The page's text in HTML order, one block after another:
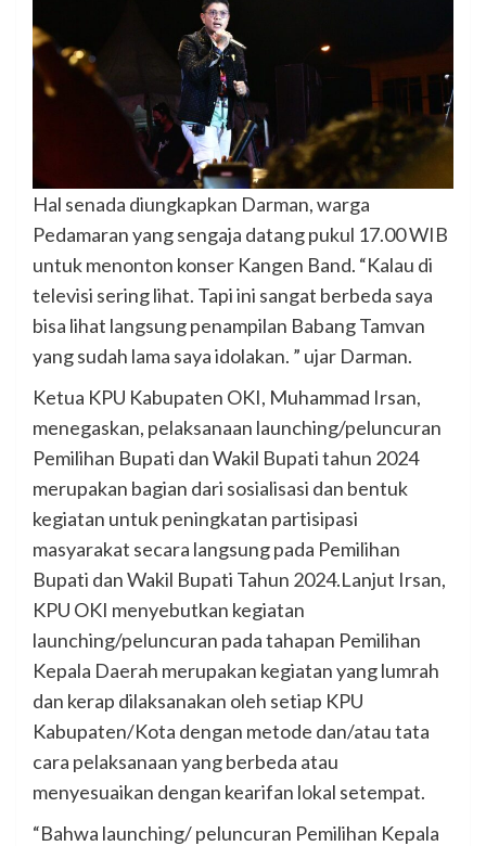
Hal senada diungkapkan Darman, warga
Pedamaran yang sengaja datang pukul 17.00 WIB
untuk menonton konser Kangen Band. “Kalau di
televisi sering lihat. Tapi ini sangat berbeda saya
bisa lihat langsung penampilan Babang Tamvan
yang sudah lama saya idolakan. ” ujar Darman.
Ketua KPU Kabupaten OKI, Muhammad Irsan,
menegaskan, pelaksanaan launching/peluncuran
Pemilihan Bupati dan Wakil Bupati tahun 2024
merupakan bagian dari sosialisasi dan bentuk
kegiatan untuk peningkatan partisipasi
masyarakat secara langsung pada Pemilihan
Bupati dan Wakil Bupati Tahun 2024.Lanjut Irsan,
KPU OKI menyebutkan kegiatan
launching/peluncuran pada tahapan Pemilihan
Kepala Daerah merupakan kegiatan yang lumrah
dan kerap dilaksanakan oleh setiap KPU
Kabupaten/Kota dengan metode dan/atau tata
cara pelaksanaan yang berbeda atau
menyesuaikan dengan kearifan lokal setempat.
“Bahwa launching/ peluncuran Pemilihan Kepala